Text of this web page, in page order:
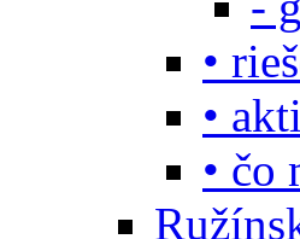
•
•
• čo